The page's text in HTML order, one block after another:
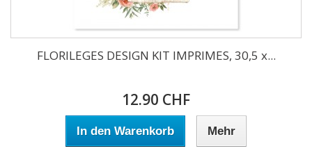
FLORILEGES DESIGN KIT IMPRIMES, 30,5 x...
12.90 CHF
In den Warenkorb Mehr